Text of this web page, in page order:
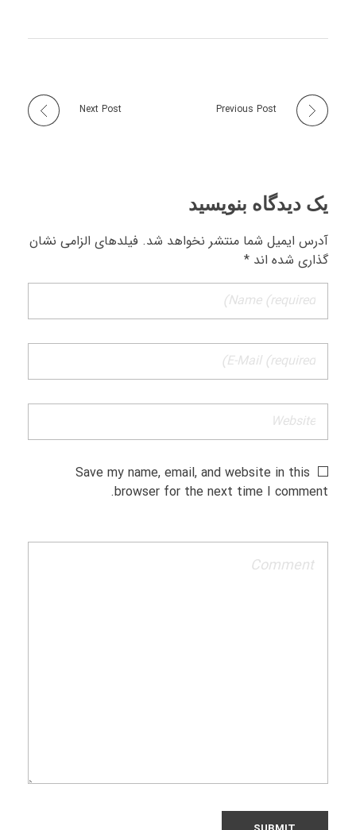
Previous Post
Next Post
یک دیدگاه بنویسید
آدرس ایمیل شما منتشر نخواهد شد. فیلدهای الزامی نشان
گذاری شده اند *
Save my name, email, and website in this
browser for the next time I comment.